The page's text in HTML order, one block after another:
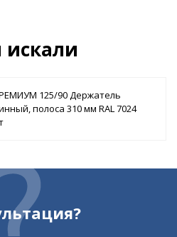
125/90 Держатель
полоса 310 мм RAL 7024